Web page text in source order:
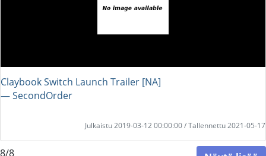
Claybook Switch Launch Trailer [NA]
― SecondOrder
Julkaistu 2019-03-12 00:00:00 / Tallennettu 2021-05-17
8/8